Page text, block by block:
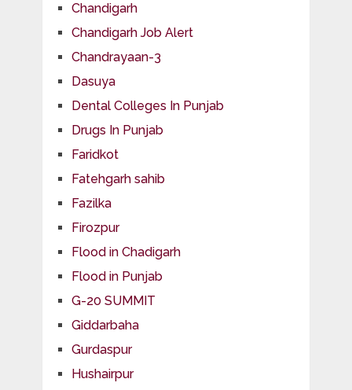
Chandigarh
Chandigarh Job Alert
Chandrayaan-3
Dasuya
Dental Colleges In Punjab
Drugs In Punjab
Faridkot
Fatehgarh sahib
Fazilka
Firozpur
Flood in Chadigarh
Flood in Punjab
G-20 SUMMIT
Giddarbaha
Gurdaspur
Hushairpur